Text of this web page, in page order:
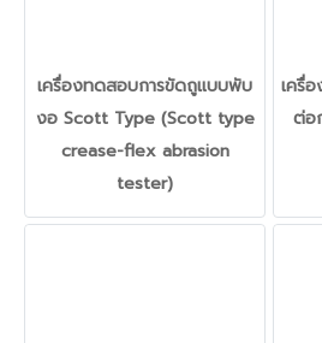
เครื่องทดสอบการขัดถูแบบพับ
งอ Scott Type (Scott type
crease-flex abrasion
tester)
เครื่
ต่อ